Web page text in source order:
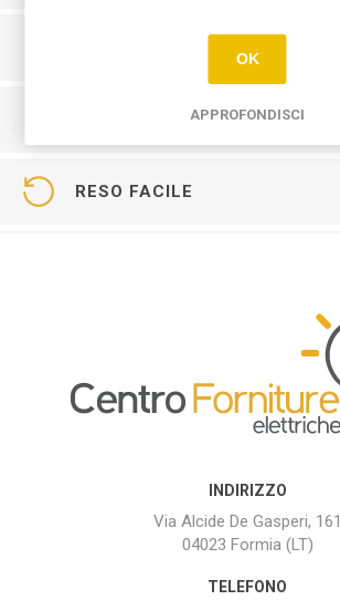
SERVIZIO CLIENTI
RESO FACILE
INDIRIZZO
Via Alcide De Gasperi, 161
04023 Formia (LT)
TELEFONO
OK
APPROFONDISCI